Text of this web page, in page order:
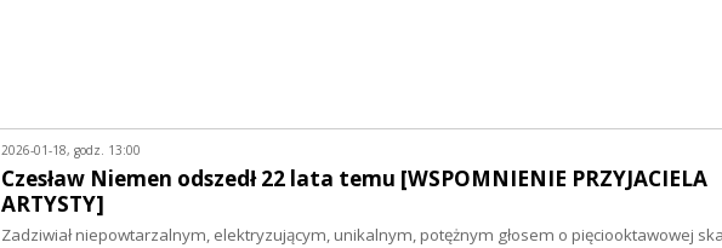
2026-01-18, godz. 13:00
Czesław Niemen odszedł 22 lata temu [WSPOMNIENIE PRZYJACIELA
ARTYSTY]
Zadziwiał niepowtarzalnym, elektryzującym, unikalnym, potężnym głosem o pięciooktawowej